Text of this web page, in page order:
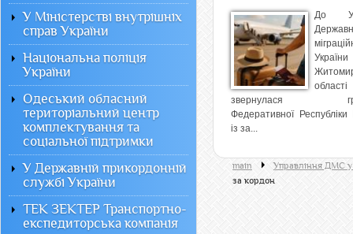
До
області
звернулася
Федеративної Республіки
із за...
main
Управління ДМС у
за кордон
У Міністерстві внутрішніх
справ України
Національна поліція
України
Одеський обласний
територіальний центр
комплектування та
соціальної підтримки
У Державній прикордонній
службі України
ТЕК ЗЕКТЕР Транспортно-
експедиторська компанія